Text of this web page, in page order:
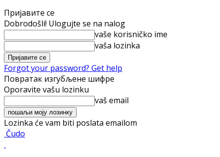
Пријавите се
Dobrodošli! Ulogujte se na nalog
vaše korisničko ime
vaša lozinka
Forgot your password? Get help
Повратак изгубљене шифре
Oporavite vašu lozinku
vaš email
Lozinka će vam biti poslata emailom
Čudo